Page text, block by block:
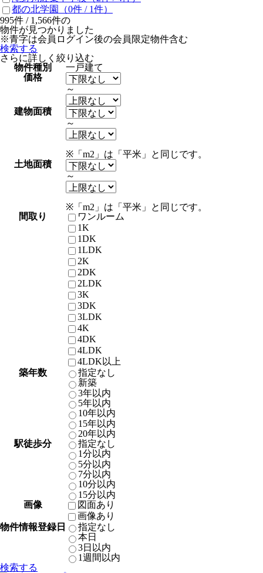
都の北学園
（0件 / 1件）
995件 / 1,566件の
物件が見つかりました
※青字は会員ログイン後の会員限定物件含む
検索する
さらに詳しく絞り込む
物件種別
一戸建て
価格
～
建物面積
～
※「m2」は「平米」と同じです。
土地面積
～
※「m2」は「平米」と同じです。
間取り
ワンルーム
1K
1DK
1LDK
2K
2DK
2LDK
3K
3DK
3LDK
4K
4DK
4LDK
4LDK以上
築年数
指定なし
新築
3年以内
5年以内
10年以内
15年以内
20年以内
駅徒歩分
指定なし
1分以内
5分以内
7分以内
10分以内
15分以内
画像
図面あり
画像あり
物件情報登録日
指定なし
本日
3日以内
1週間以内
検索する